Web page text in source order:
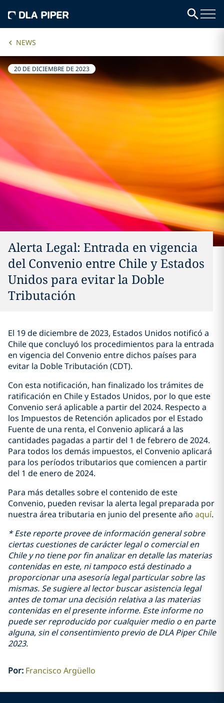
NEWS
20 DE DICIEMBRE DE 2023
Alerta Legal: Entrada en vigencia
del Convenio entre Chile y Estados
Unidos para evitar la Doble
Tributación
El 19 de diciembre de 2023, Estados Unidos notificó a
Chile que concluyó los procedimientos para la entrada
en vigencia del Convenio entre dichos países para
evitar la Doble Tributación (CDT).
Con esta notificación, han finalizado los trámites de
ratificación en Chile y Estados Unidos, por lo que este
Convenio será aplicable a partir del 2024. Respecto a
los Impuestos de Retención aplicados por el Estado
Fuente de una renta, el Convenio aplicará a las
cantidades pagadas a partir del 1 de febrero de 2024.
Para todos los demás impuestos, el Convenio aplicará
para los períodos tributarios que comiencen a partir
del 1 de enero de 2024.
Para más detalles sobre el contenido de este
Convenio, pueden revisar la alerta legal preparada por
nuestra área tributaria en junio del presente año aquí.
* Este reporte provee de información general sobre
ciertas cuestiones de carácter legal o comercial en
Chile y no tiene por fin analizar en detalle las materias
contenidas en este, ni tampoco está destinado a
proporcionar una asesoría legal particular sobre las
mismas. Se sugiere al lector buscar asistencia legal
antes de tomar una decisión relativa a las materias
contenidas en el presente informe. Este informe no
puede ser reproducido por cualquier medio o en parte
alguna, sin el consentimiento previo de DLA Piper Chile
2023.
Por: Francisco Argüello